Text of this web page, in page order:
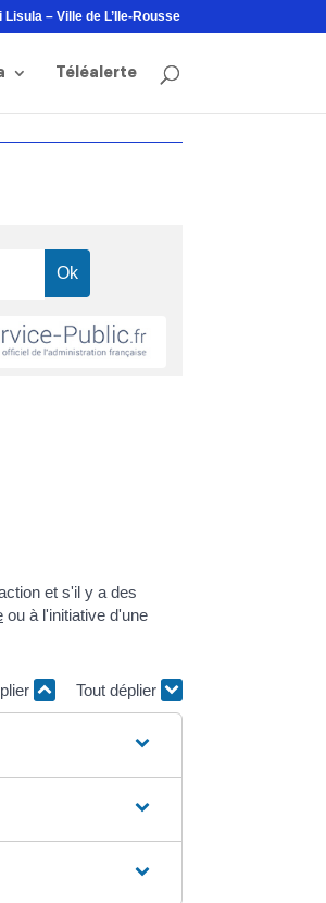
Lisula – Ville de L’Ile-Rousse
Téléalerte
et s'il y a des
ou à l'initiative d'une
Tout déplier